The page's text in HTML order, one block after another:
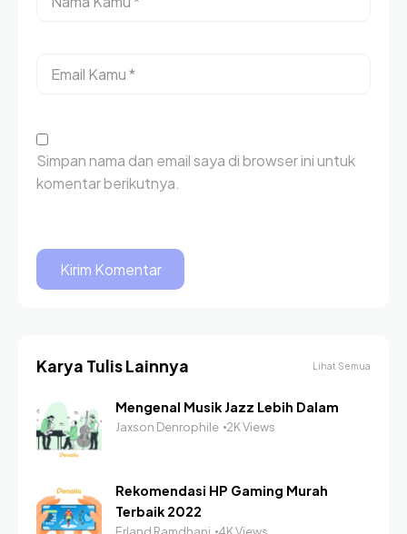
Simpan nama dan email saya di browser ini untuk
komentar berikutnya.
Karya Tulis Lainnya Lihat Semua
Mengenal Musik Jazz Lebih Dalam
Jaxson Denrophile 2K Views
Rekomendasi HP Gaming Murah
Terbaik 2022